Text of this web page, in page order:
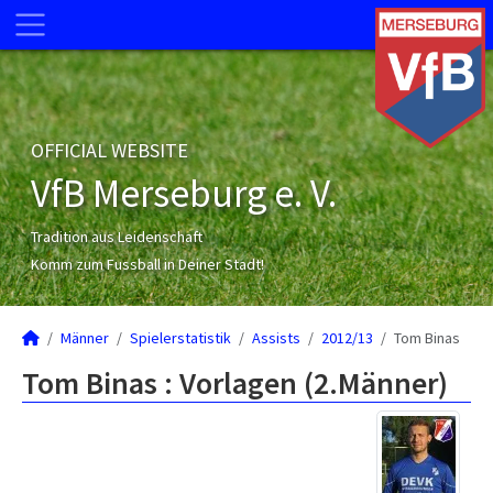
OFFICIAL WEBSITE
VfB Merseburg e. V.
Tradition aus Leidenschaft
Komm zum Fussball in Deiner Stadt!
Männer Spielerstatistik Assists 2012/13 Tom Binas
Tom Binas : Vorlagen (2.Männer)